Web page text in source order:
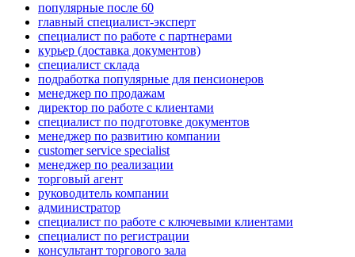
популярные после 60
главный специалист-эксперт
специалист по работе с партнерами
курьер (доставка документов)
специалист склада
подработка популярные для пенсионеров
менеджер по продажам
директор по работе с клиентами
специалист по подготовке документов
менеджер по развитию компании
customer service specialist
менеджер по реализации
торговый агент
руководитель компании
администратор
специалист по работе с ключевыми клиентами
специалист по регистрации
консультант торгового зала